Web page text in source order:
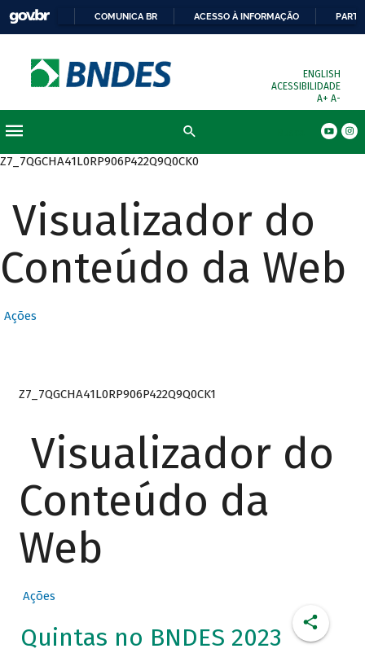
COMUNICA BR ACESSO À INFORMAÇÃO
ENGLISH
ACESSIBILIDADE
A+ A-
Z7_7QGCHA41L0RP906P422Q9Q0CK0
Visualizador do
Conteúdo da Web
Ações
Z7_7QGCHA41L0RP906P422Q9Q0CK1
Visualizador do
Conteúdo da
Web
Ações
Quintas no BNDES 2023